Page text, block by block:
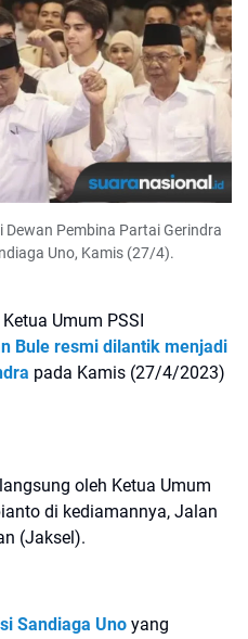
Pembina Partai Gerindra
Uno, Kamis (27/4).
Umum PSSI
Bule resmi dilantik menjadi
pada Kamis (27/4/2023)
oleh Ketua Umum
di kediamannya, Jalan
(Jaksel).
Sandiaga Uno yang